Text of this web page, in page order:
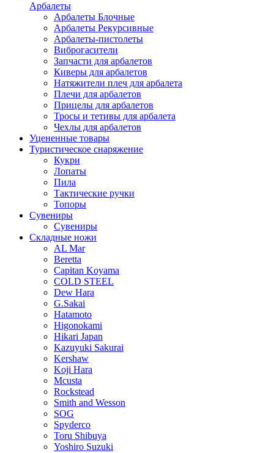
Арбалеты
Арбалеты Блочные
Арбалеты Рекурсивные
Арбалеты-пистолеты
Виброгасители
Запчасти для арбалетов
Киверы для арбалетов
Натяжители плеч для арбалета
Плечи для арбалетов
Прицелы для арбалетов
Тросы и тетивы для арбалета
Чехлы для арбалетов
Уцененные товары
Туристическое снаряжение
Кукри
Лопаты
Пила
Тактические ручки
Топоры
Сувениры
Сувениры
Складные ножи
AL Mar
Beretta
Capitan Koyama
COLD STEEL
Dew Hara
G.Sakai
Hatamoto
Higonokami
Hikari Japan
Kazuyuki Sakurai
Kershaw
Koji Hara
Mcusta
Rockstead
Smith and Wesson
SOG
Spyderco
Toru Shibuya
Yoshiro Suzuki